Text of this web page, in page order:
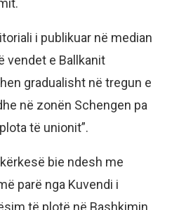
i publikuar në median
vendet e Ballkanit
gradualisht në tregun e
në zonën Schengen pa
të unionit”.
bie ndesh me
parë nga Kuvendi i
të plotë në Bashkimin